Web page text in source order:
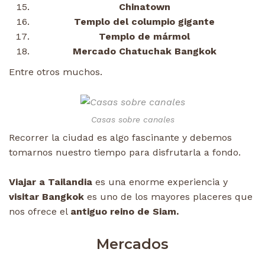
Chinatown
Templo del columpio gigante
Templo de mármol
Mercado Chatuchak Bangkok
Entre otros muchos.
Casas sobre canales
Recorrer la ciudad es algo fascinante y debemos
tomarnos nuestro tiempo para disfrutarla a fondo.
Viajar a Tailandia es una enorme experiencia y
visitar Bangkok es uno de los mayores placeres que
nos ofrece el antiguo reino de Siam.
Mercados